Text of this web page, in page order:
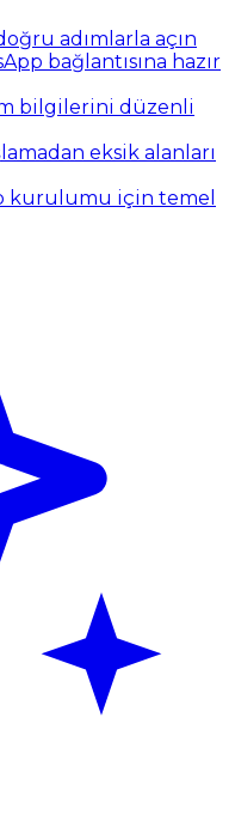
adımlarla açın
bağlantısına hazır
bilgilerini düzenli
eksik alanları
kurulumu için temel